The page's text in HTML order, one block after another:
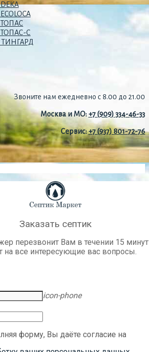
ТОПАС
ТОПАС-С
ТИНГАРД
Звоните нам ежедневно с 8.00 до 21.00
Москва и МО: +7 (909) 334-46-33
Сервис:+7 (937) 801-72-76
Заказать септик
перезвонит Вам в течении 15
на все интересующие вас вопросы.
icon-phone
форму, Вы даёте согласие на